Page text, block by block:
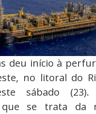
deu início à
no litoral do
sábado
se trata da